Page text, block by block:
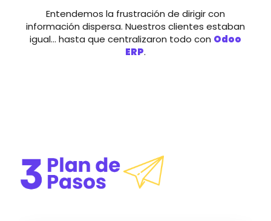
Entendemos la frustración de dirigir con
información dispersa. Nuestros clientes estaban
igual… hasta que centralizaron todo con Odoo
ERP.